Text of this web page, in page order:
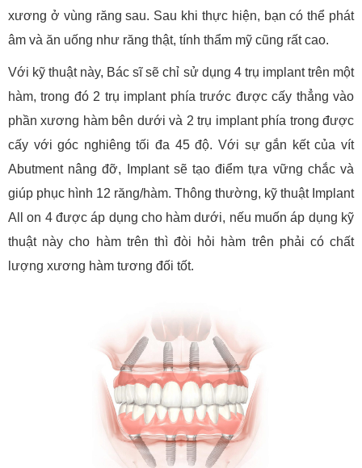
xương ở vùng răng sau. Sau khi thực hiện, bạn có thể phát
âm và ăn uống như răng thật, tính thẩm mỹ cũng rất cao.
Với kỹ thuật này, Bác sĩ sẽ chỉ sử dụng 4 trụ implant trên một
hàm, trong đó 2 trụ implant phía trước được cấy thẳng vào
phần xương hàm bên dưới và 2 trụ implant phía trong được
cấy với góc nghiêng tối đa 45 độ. Với sự gắn kết của vít
Abutment nâng đỡ, Implant sẽ tạo điểm tựa vững chắc và
giúp phục hình 12 răng/hàm. Thông thường, kỹ thuật Implant
All on 4 được áp dụng cho hàm dưới, nếu muốn áp dụng kỹ
thuật này cho hàm trên thì đòi hỏi hàm trên phải có chất
lượng xương hàm tương đối tốt.